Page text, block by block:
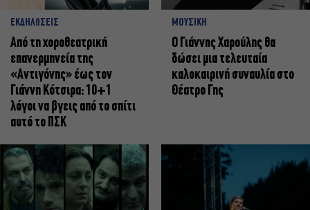
ΕΚΔΗΛΩΣΕΙΣ
Από τη χοροθεατρική
επανερμηνεία της
«Αντιγόνης» έως τον
Γιάννη Κότσιρα: 10+1
λόγοι να βγεις από το σπίτι
αυτό το ΠΣΚ
ΜΟΥΣΙΚΗ
Ο Γιάννης Χαρούλης θα
δώσει μια τελευταία
καλοκαιρινή συναυλία στο
Θέατρο Γης